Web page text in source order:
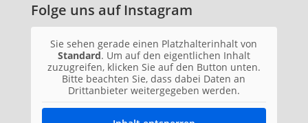
Folge uns auf Instagram
Sie sehen gerade einen Platzhalterinhalt von
Standard. Um auf den eigentlichen Inhalt
zuzugreifen, klicken Sie auf den Button unten.
Bitte beachten Sie, dass dabei Daten an
Drittanbieter weitergegeben werden.